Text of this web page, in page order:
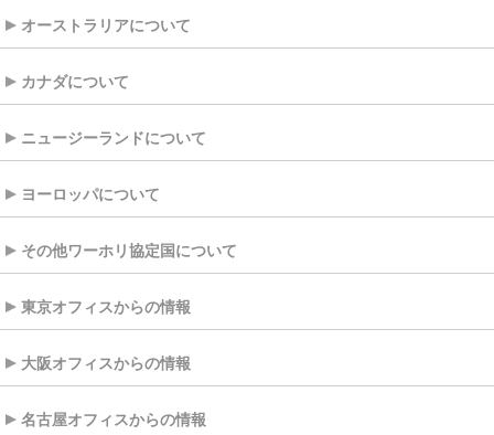
オーストラリアについて
カナダについて
ニュージーランドについて
ヨーロッパについて
その他ワーホリ協定国について
東京オフィスからの情報
大阪オフィスからの情報
名古屋オフィスからの情報